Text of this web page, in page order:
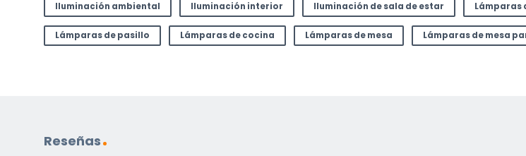
Iluminación ambiental Iluminación interior Iluminación de sala de estar Lámparas
Lámparas de pasillo Lámparas de cocina Lámparas de mesa Lámparas de mesa
Reseñas